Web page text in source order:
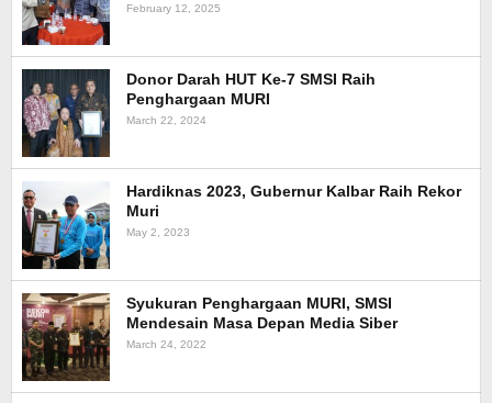
February 12, 2025
Donor Darah HUT Ke-7 SMSI Raih
Penghargaan MURI
March 22, 2024
Hardiknas 2023, Gubernur Kalbar Raih Rekor
Muri
May 2, 2023
Syukuran Penghargaan MURI, SMSI
Mendesain Masa Depan Media Siber
March 24, 2022